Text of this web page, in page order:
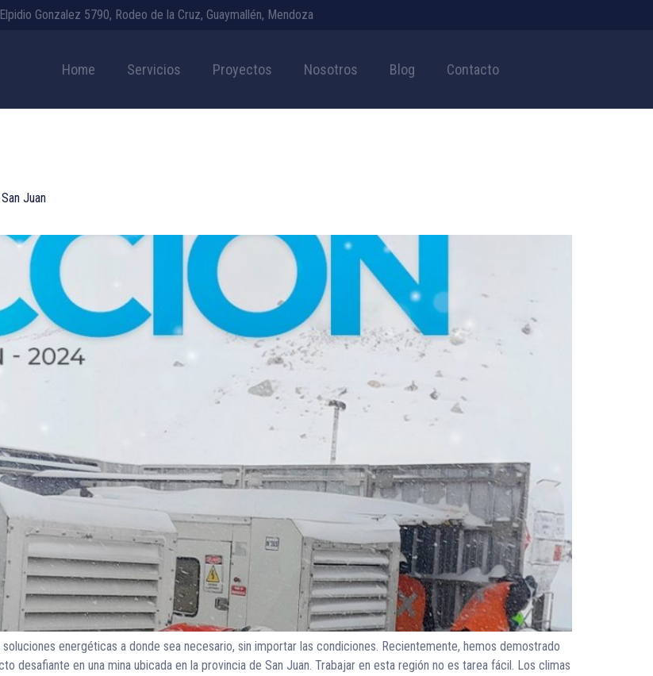
Elpidio Gonzalez 5790, Rodeo de la Cruz, Guaymallén, Mendoza
Home Servicios Proyectos Nosotros Blog Contacto
Juan
energéticas a donde sea necesario, sin importar las condiciones. Recientemente, hemos demostrado
desafiante en una mina ubicada en la provincia de San Juan. Trabajar en esta región no es tarea fácil. Los climas